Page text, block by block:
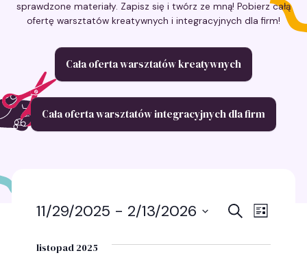
sprawdzone materiały. Zapisz się i twórz ze mną! Pobierz całą
ofertę warsztatów kreatywnych i integracyjnych dla firm!
Cała oferta warsztatów kreatywnych
Cała oferta warsztatów integracyjnych dla firm
SzukajLista
11/29/2025 - 2/13/2026
listopad 2025